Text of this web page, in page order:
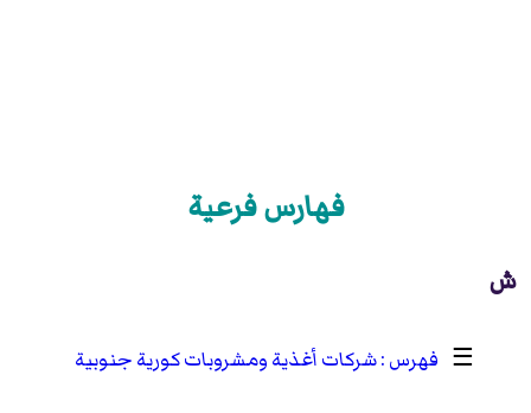
فهارس فرعية
ش
☰ شركات أغذية ومشروبات كورية جنوبية